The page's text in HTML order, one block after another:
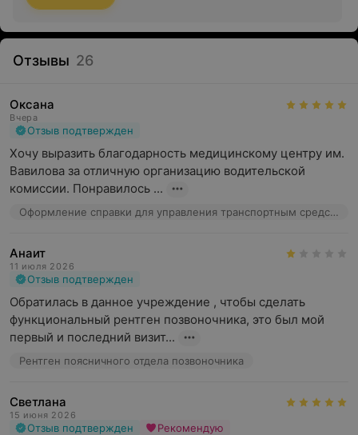
Отзывы 26
Оксана
Вчера
Отзыв подтвержден
Хочу выразить благодарность медицинскому центру им.
Вавилова за отличную организацию водительской
комиссии. Понравилось ...
Оформление справки для управления транспортным средством
Анаит
11 июля 2026
Отзыв подтвержден
Обратилась в данное учреждение , чтобы сделать
функциональный рентген позвоночника, это был мой
первый и последний визит...
Рентген поясничного отдела позвоночника
Светлана
15 июня 2026
Отзыв подтвержден Рекомендую